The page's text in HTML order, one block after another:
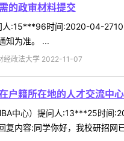
的政审材料提交
:15***96时间:2020-04-
知为准。 ...
经政法大学 2022-11-07
户籍所在地的人才交流中
中心）提问人:13***25时间
复内容:同学你好，我校研招网